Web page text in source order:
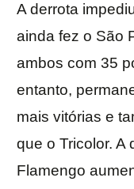
A derrota
ainda fez o São
ambos com 35
entanto,
mais vitórias e
que o Tricolor. A
Flamengo